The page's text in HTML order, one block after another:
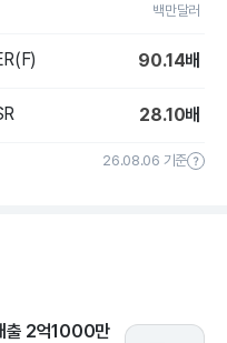
백만달러
90.14배
28.10배
26.08.06 기준
출 2억1000만